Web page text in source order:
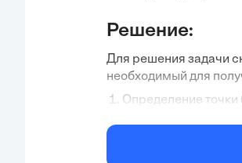
Решение:
Для решения задачи
необходимый для
Определение точки
Точка
ТБ = Постоянные